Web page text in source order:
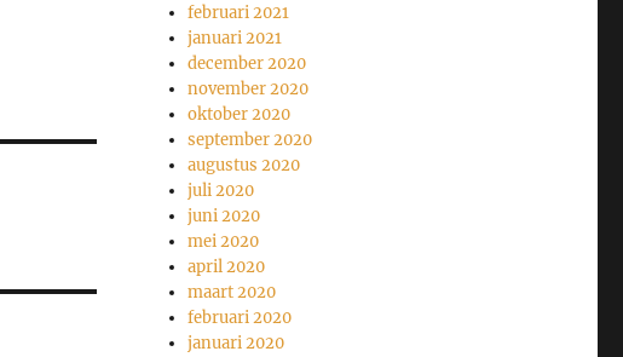
februari 2021
januari 2021
december 2020
november 2020
oktober 2020
september 2020
augustus 2020
juli 2020
juni 2020
mei 2020
april 2020
maart 2020
februari 2020
januari 2020